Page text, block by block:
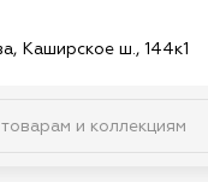
Каширское ш., 144к1